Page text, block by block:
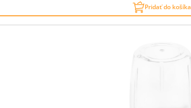
Pridať do košíka